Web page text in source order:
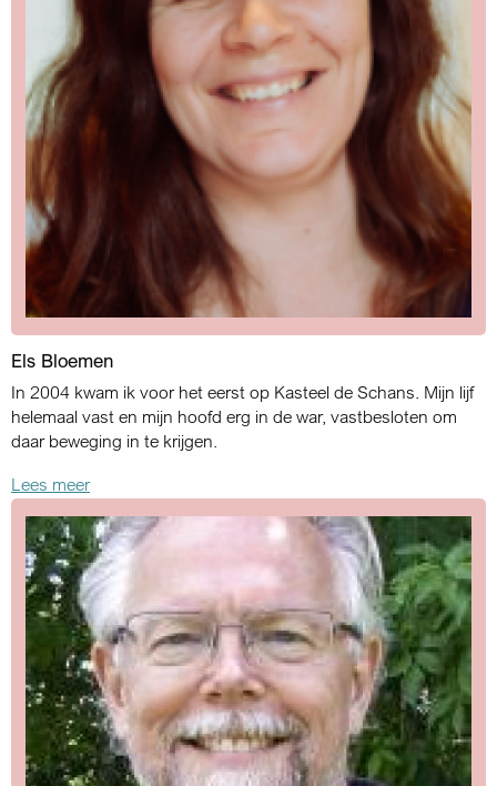
Els Bloemen
In 2004 kwam ik voor het eerst op Kasteel de Schans. Mijn lijf
helemaal vast en mijn hoofd erg in de war, vastbesloten om
daar beweging in te krijgen.
Lees meer